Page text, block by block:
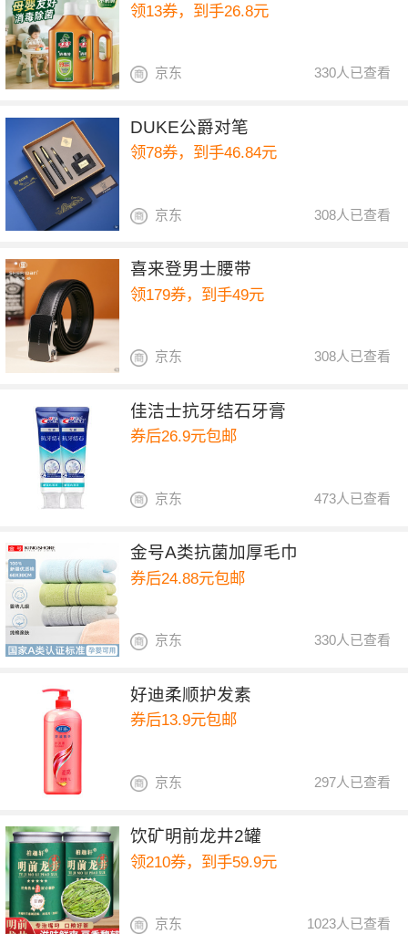
领13券，到手26.8元
330人已查看
京东
DUKE公爵对笔
领78券，到手46.84元
308人已查看
京东
喜来登男士腰带
领179券，到手49元
308人已查看
京东
佳洁士抗牙结石牙膏
券后26.9元包邮
473人已查看
京东
金号A类抗菌加厚毛巾
券后24.88元包邮
330人已查看
京东
好迪柔顺护发素
券后13.9元包邮
297人已查看
京东
饮矿明前龙井2罐
领210券，到手59.9元
1023人已查看
京东